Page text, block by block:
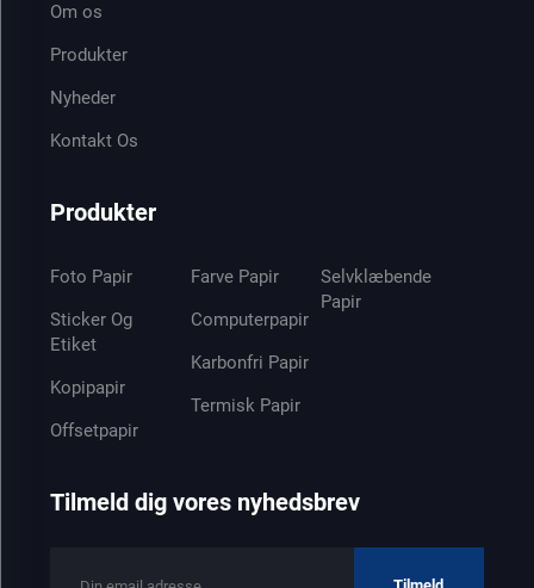
Om os
Produkter
Nyheder
Kontakt Os
Produkter
Foto Papir
Sticker Og
Etiket
Kopipapir
Offsetpapir
Farve Papir
Computerpapir
Karbonfri Papir
Termisk Papir
Selvklæbende
Papir
Tilmeld dig vores nyhedsbrev